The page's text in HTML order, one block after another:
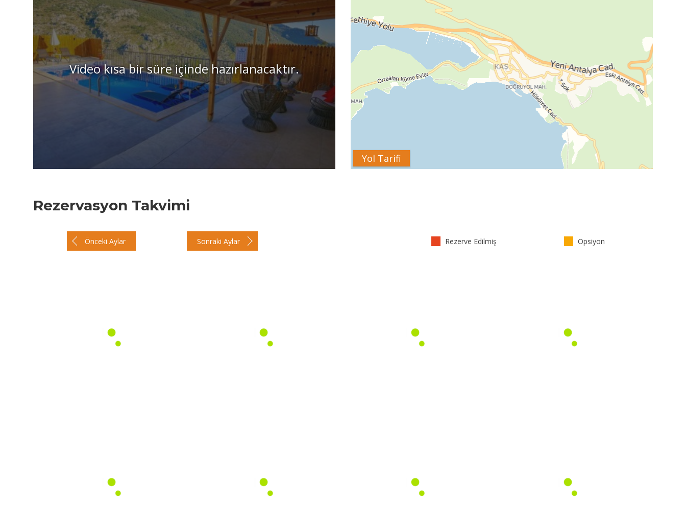
Video kısa bir süre içinde hazırlanacaktır.
Yol Tarifi
Rezervasyon Takvimi
Önceki Aylar Sonraki Aylar Rezerve Edilmiş Opsiyon